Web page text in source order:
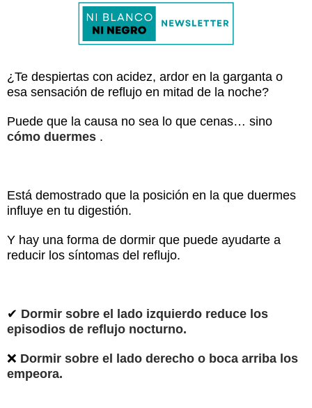
¿Te despiertas con acidez, ardor en la garganta o
esa sensación de reflujo en mitad de la noche?
Puede que la causa no sea lo que cenas… sino
cómo duermes .
Está demostrado que la posición en la que duermes
influye en tu digestión.
Y hay una forma de dormir que puede ayudarte a
reducir los síntomas del reflujo.
✔ Dormir sobre el lado izquierdo reduce los
episodios de reflujo nocturno.
❌ Dormir sobre el lado derecho o boca arriba los
empeora.